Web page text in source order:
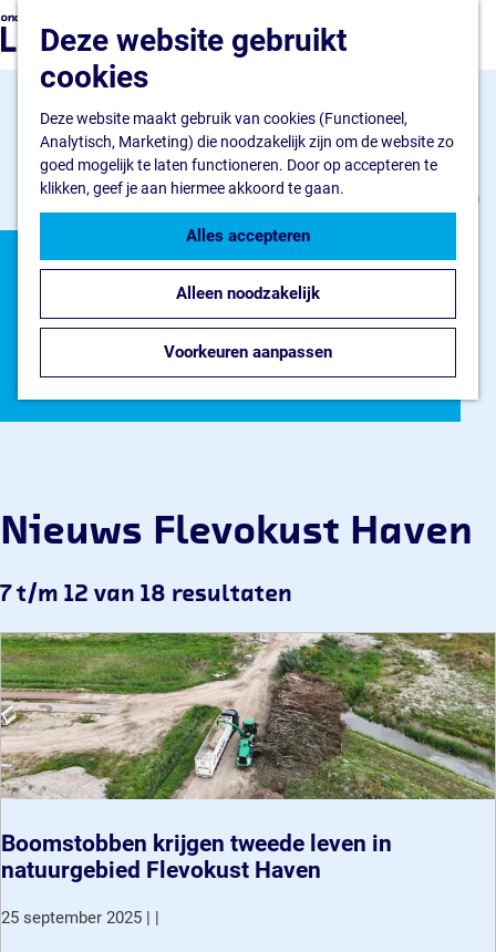
Deze website gebruikt
cookies
Deze website maakt gebruik van cookies (Functioneel,
Analytisch, Marketing) die noodzakelijk zijn om de website zo
goed mogelijk te laten functioneren. Door op accepteren te
klikken, geef je aan hiermee akkoord te gaan.
Alles accepteren
Alleen noodzakelijk
Voorkeuren aanpassen
a
n
a
a
r
d
e
h
a
Z
o
e
n
M
u
Ik wil starten
Ik wil uitbreiden
Flevokust Haven
Bedrijventerrein
Haven en Kade
Nieuws Flevokust Haven
Nieuws en contact
Nieuws
Contact
Jaarkalender
Nieuws en
verhalen
Nieuws Flevokust Haven
7 t/m 12 van 18 resultaten
Boomstobben krijgen tweede leven in
natuurgebied Flevokust Haven
25 september 2025